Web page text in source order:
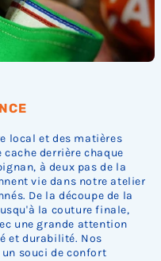
local et des matières
derrière chaque
à deux pas de la
vie dans notre atelier
De la découpe de la
la couture finale,
une grande attention
et durabilité. Nos
souci de confort